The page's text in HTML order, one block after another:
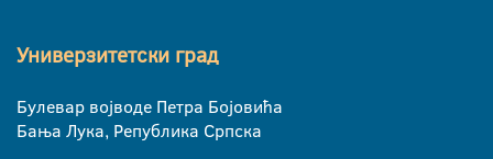
Универзитетски град
Булевар војводе Петра Бојовића
Бања Лука, Република Српска